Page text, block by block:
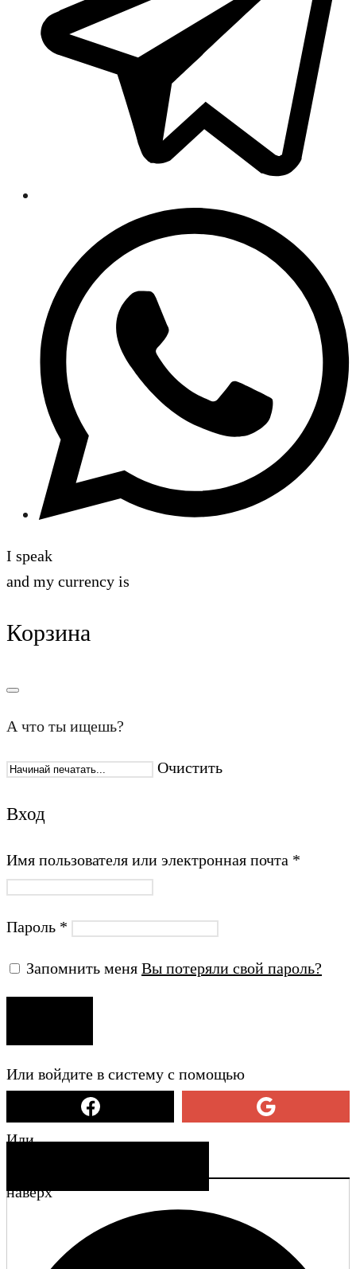
I speak
and my currency is
Корзина
А что ты ищешь?
Очистить
Вход
Имя пользователя или электронная почта *
Пароль *
Запомнить меня Вы потеряли свой пароль?
Или войдите в систему с помощью
Или
наверх